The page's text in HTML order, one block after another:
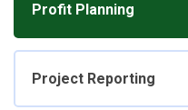
Profit Planning
Project Reporting